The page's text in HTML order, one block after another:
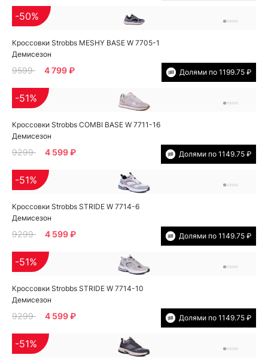
Кроссовки Strobbs MESHY BASE W 7705-1
Демисезон
-50%
9599 4 799 ₽ Долями по 1199.75 ₽
Кроссовки Strobbs COMBI BASE W 7711-16
Демисезон
-51%
9299 4 599 ₽ Долями по 1149.75 ₽
Кроссовки Strobbs STRIDE W 7714-6
Демисезон
-51%
9299 4 599 ₽ Долями по 1149.75 ₽
Кроссовки Strobbs STRIDE W 7714-10
Демисезон
-51%
9299 4 599 ₽ Долями по 1149.75 ₽
-51%